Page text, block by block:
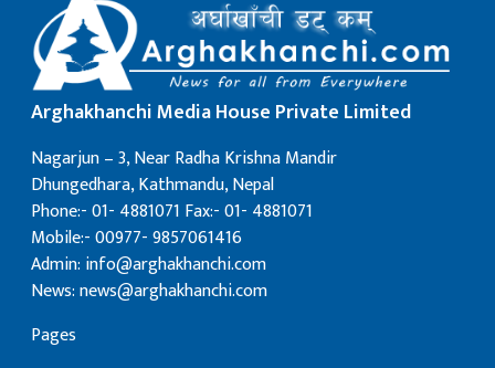
Arghakhanchi Media House Private Limited
Nagarjun – 3, Near Radha Krishna Mandir
Dhungedhara, Kathmandu, Nepal
Phone:- 01- 4881071 Fax:- 01- 4881071
Mobile:- 00977- 9857061416
Admin: info@arghakhanchi.com
News: news@arghakhanchi.com
Pages